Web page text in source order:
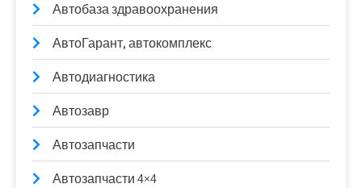
Автобаза здравоохранения
АвтоГарант, автокомплекс
Автодиагностика
Автозавр
Автозапчасти
Автозапчасти 4×4